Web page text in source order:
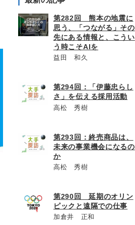
第282回 熊本の地震に
思う、「つながる」その
先にある情報と、こうい
う時こそAIを
益田 和久
第294回：「伊藤忠らし
さ」を伝える採用活動
高松 秀樹
第293回：終売商品は、
未来の事業機会になるの
か
高松 秀樹
第290回 延期のオリン
ピックと遠隔での仕事
加倉井 正和